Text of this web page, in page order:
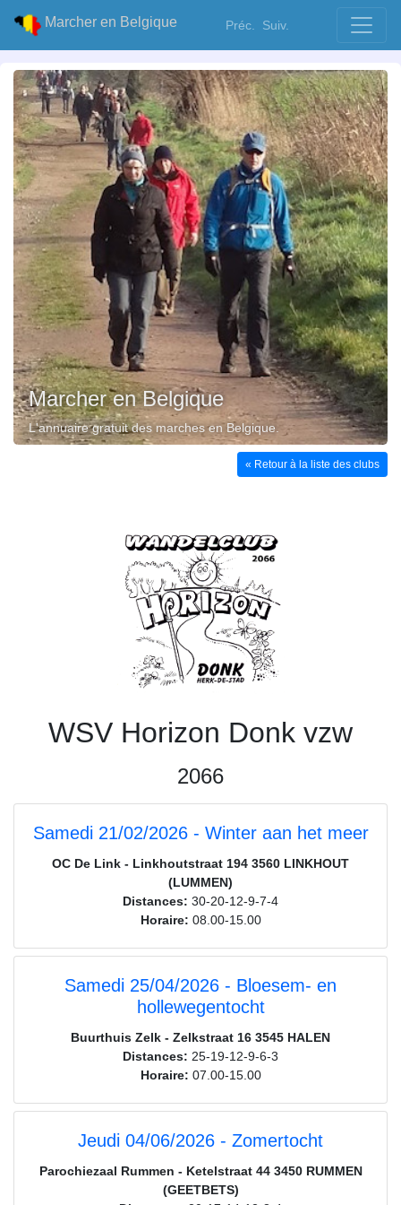
Marcher en Belgique Préc. Suiv.
Marcher en Belgique
L'annuaire gratuit des marches en Belgique.
« Retour à la liste des clubs
WSV Horizon Donk vzw
2066
Samedi 21/02/2026 - Winter aan het meer
OC De Link - Linkhoutstraat 194 3560 LINKHOUT
(LUMMEN)
Distances: 30-20-12-9-7-4
Horaire: 08.00-15.00
Samedi 25/04/2026 - Bloesem- en
hollewegentocht
Buurthuis Zelk - Zelkstraat 16 3545 HALEN
Distances: 25-19-12-9-6-3
Horaire: 07.00-15.00
Jeudi 04/06/2026 - Zomertocht
Parochiezaal Rummen - Ketelstraat 44 3450 RUMMEN
(GEETBETS)